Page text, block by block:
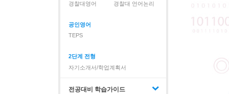
경찰대영어
경찰대 언어논리
공인영어
TEPS
2단계 전형
자기소개서/학업계획서
전공대비 학습가이드